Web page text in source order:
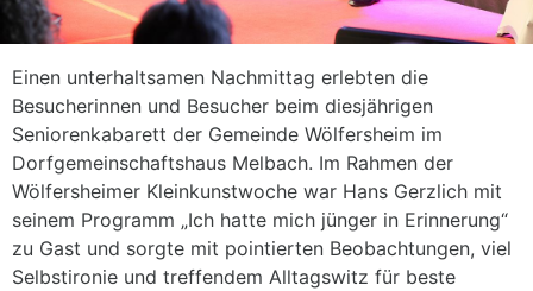
Einen unterhaltsamen Nachmittag erlebten die
Besucherinnen und Besucher beim diesjährigen
Seniorenkabarett der Gemeinde Wölfersheim im
Dorfgemeinschaftshaus Melbach. Im Rahmen der
Wölfersheimer Kleinkunstwoche war Hans Gerzlich mit
seinem Programm „Ich hatte mich jünger in Erinnerung“
zu Gast und sorgte mit pointierten Beobachtungen, viel
Selbstironie und treffendem Alltagswitz für beste